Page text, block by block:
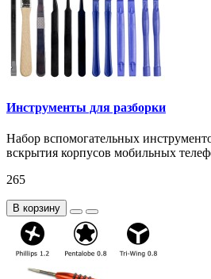
Инструменты для разборки
Набор вспомогательных
вскрытия корпусов мобильных
265
В корзину